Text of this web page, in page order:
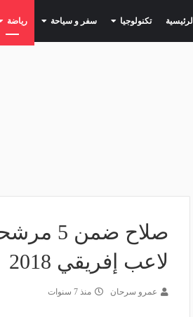
الرئيسية تكنولوجيا (current) سفر و سياحة (current) رياضة
لاعب إفريقي 2018
عمرو سرحان منذ 7 سنوات